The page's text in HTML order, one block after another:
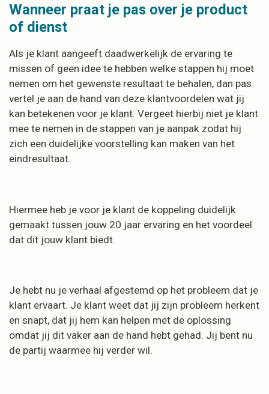
Wanneer praat je pas over je product
of dienst
Als je klant aangeeft daadwerkelijk de ervaring te
missen of geen idee te hebben welke stappen hij moet
nemen om het gewenste resultaat te behalen, dan pas
vertel je aan de hand van deze klantvoordelen wat jij
kan betekenen voor je klant. Vergeet hierbij niet je klant
mee te nemen in de stappen van je aanpak zodat hij
zich een duidelijke voorstelling kan maken van het
eindresultaat.
Hiermee heb je voor je klant de koppeling duidelijk
gemaakt tussen jouw 20 jaar ervaring en het voordeel
dat dit jouw klant biedt.
Je hebt nu je verhaal afgestemd op het probleem dat je
klant ervaart. Je klant weet dat jij zijn probleem herkent
en snapt, dat jij hem kan helpen met de oplossing
omdat jij dit vaker aan de hand hebt gehad. Jij bent nu
de partij waarmee hij verder wil.